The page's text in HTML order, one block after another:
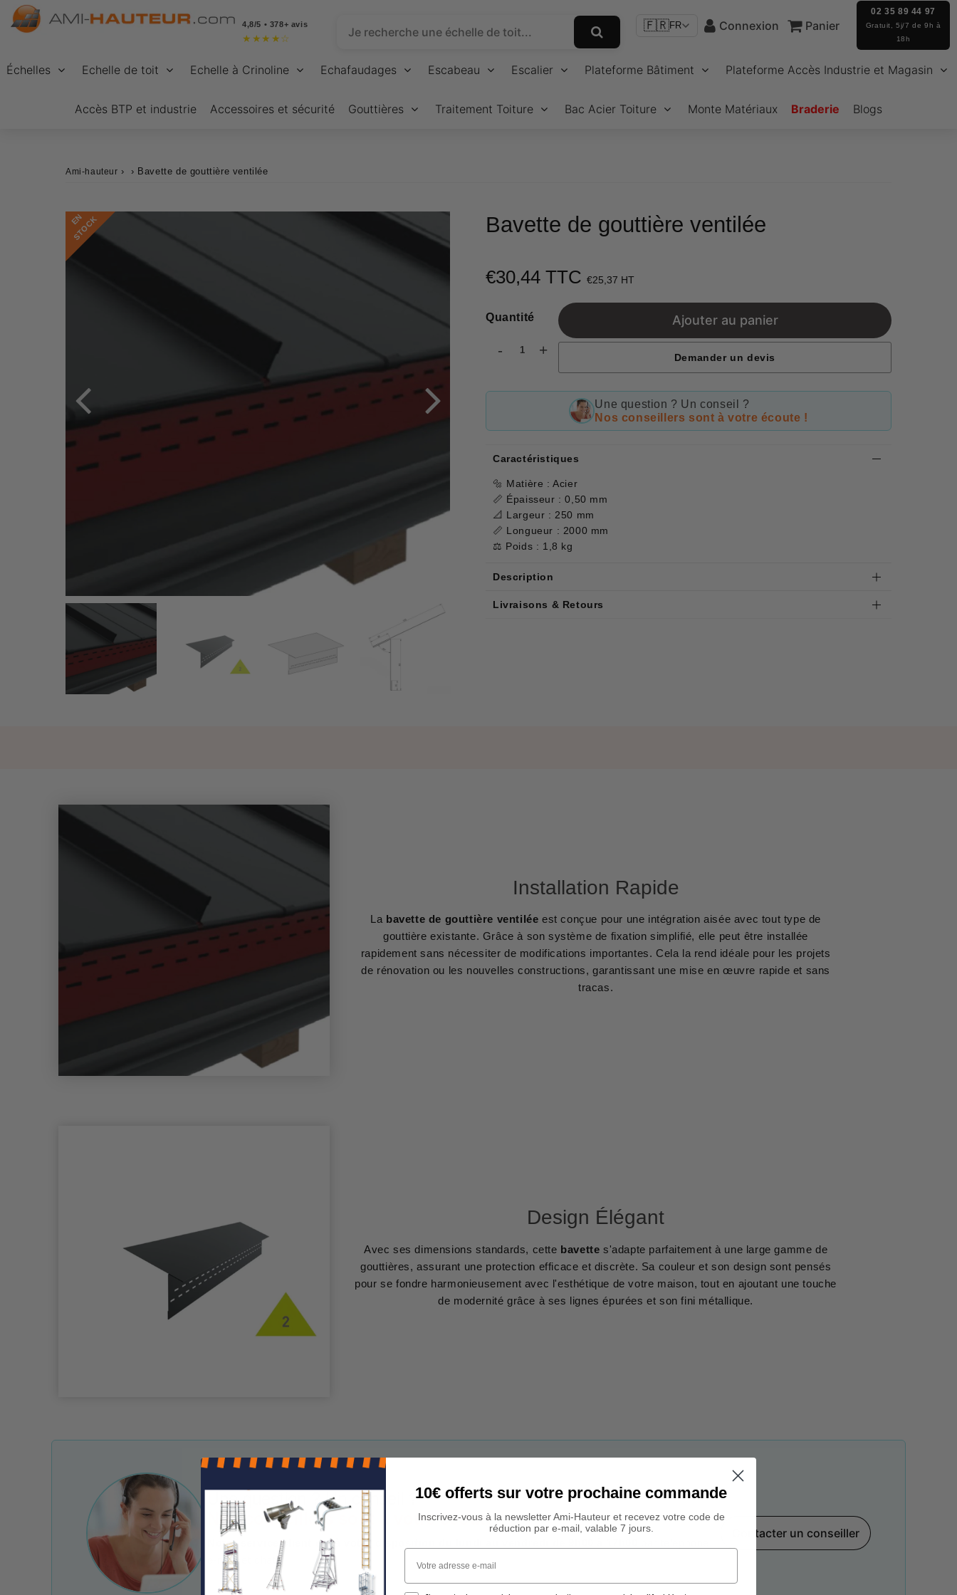
4,8/5 • 378+ avis
★ ★ ★ ★ ☆
🇫🇷FR Connexion Panier
02 35 89 44 97
Gratuit, 5j/7 de 9h à
18h
Échelles Echelle de toit Echelle à Crinoline Echafaudages Escabeau Escalier Plateforme Bâtiment Plateforme Accès Industrie et Magasin
Accès BTP et industrie Accessoires et sécurité Gouttières Traitement Toiture Bac Acier Toiture Monte Matériaux Braderie Blogs
Ami-hauteur › › Bavette de gouttière ventilée
E
N
S
T
O
C
K Bavette de gouttière ventilée
€30,44 TTC €25,37 HT
Quantité
- +
Ajouter au panier
Demander un devis
Une question ? Un conseil ?
Nos conseillers sont à votre écoute !
Caractéristiques
🔩 Matière : Acier
📏 Épaisseur : 0,50 mm
📐 Largeur : 250 mm
📏 Longueur : 2000 mm
⚖️ Poids : 1,8 kg
Description
Livraisons & Retours
Installation Rapide
La bavette de gouttière ventilée est conçue pour une intégration aisée avec tout type de
gouttière existante. Grâce à son système de fixation simplifié, elle peut être installée
rapidement sans nécessiter de modifications importantes. Cela la rend idéale pour les projets
de rénovation ou les nouvelles constructions, garantissant une mise en œuvre rapide et sans
tracas.
Design Élégant
Avec ses dimensions standards, cette bavette s'adapte parfaitement à une large gamme de
gouttières, assurant une protection efficace et discrète. Sa couleur et son design sont pensés
pour se fondre harmonieusement avec l'esthétique de votre maison, tout en ajoutant une touche
de modernité grâce à ses lignes épurées et son fini métallique.
Une question ? Un conseil ?
Nos conseillers sont à votre écoute !
Notre service client est à votre disposition du lundi au vendredi de 9h00 à 17h00
e-mail et chat.
Contacter un conseiller
10€ offerts sur votre prochaine commande
Inscrivez-vous à la newsletter Ami-Hauteur et recevez votre code de
réduction par e-mail, valable 7 jours.
Votre adresse e-mail